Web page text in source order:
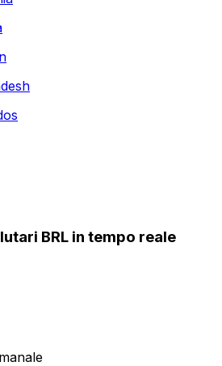
BRL in tempo reale